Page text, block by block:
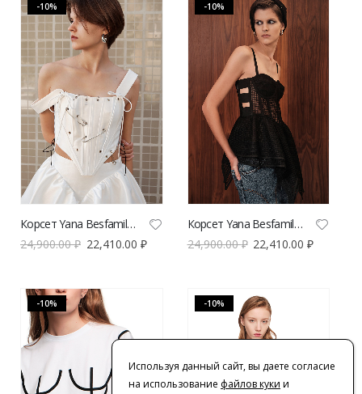
-10%
Корсет Yana Besfamilnaya с булавками белого цвета
24,900.00₽ 22,410.00 ₽
-10%
Корсет Yana Besfamilnaya рифы черного цвета
24,900.00₽ 22,410.00₽
-10% -10%
Используя данный сайт, вы даете согласие
на использование файлов куки и